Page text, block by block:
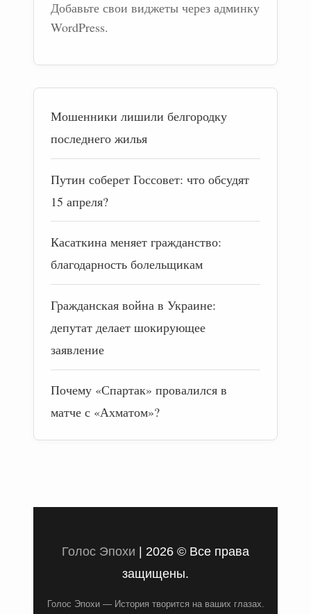
Добавьте свои виджеты через админку
WordPress.
Мошенники лишили белгородку
последнего жилья
Путин соберет Госсовет: что обсудят
15 апреля?
Касаткина меняет гражданство:
благодарность болельщикам
Гражданская война в Украине:
депутат делает шокирующее
заявление
Почему «Спартак» провалился в
матче с «Ахматом»?
Голос Эпохи
2026 © Все права
защищены.
Голос Эпохи — История творится на ваших глазах.